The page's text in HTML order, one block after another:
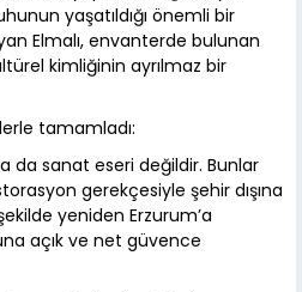
yaşatıldığı önemli bir
Elmalı, envanterde bulunan
kimliğinin ayrılmaz bir
tamamladı:
da sanat eseri değildir. Bunlar
gerekçesiyle şehir dışına
yeniden Erzurum’a
açık ve net güvence